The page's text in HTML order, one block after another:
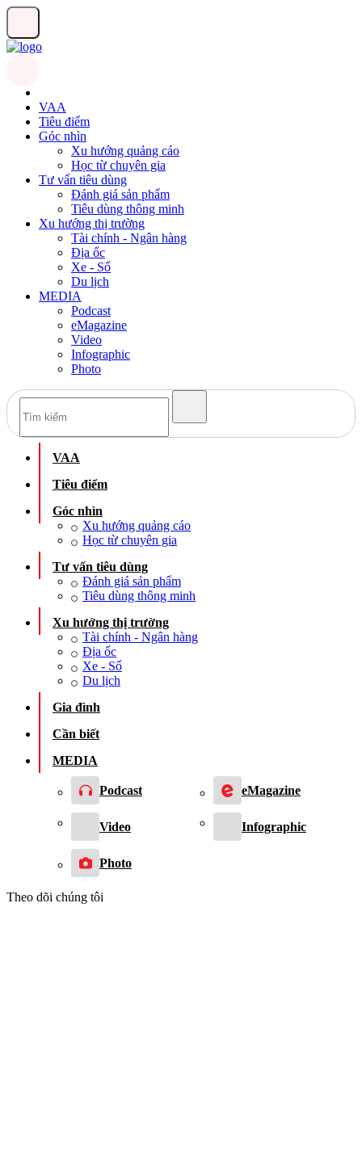
VAA
Tiêu điểm
Góc nhìn
Xu hướng quảng cáo
Học từ chuyên gia
Tư vấn tiêu dùng
Đánh giá sản phẩm
Tiêu dùng thông minh
Xu hướng thị trường
Tài chính - Ngân hàng
Địa ốc
Xe - Số
Du lịch
MEDIA
Podcast
eMagazine
Video
Infographic
Photo
VAA
Tiêu điểm
Góc nhìn
Xu hướng quảng cáo
Học từ chuyên gia
Tư vấn tiêu dùng
Đánh giá sản phẩm
Tiêu dùng thông minh
Xu hướng thị trường
Tài chính - Ngân hàng
Địa ốc
Xe - Số
Du lịch
Gia đình
Cần biết
MEDIA
Podcast eMagazine
Video Infographic
Photo
Theo dõi chúng tôi